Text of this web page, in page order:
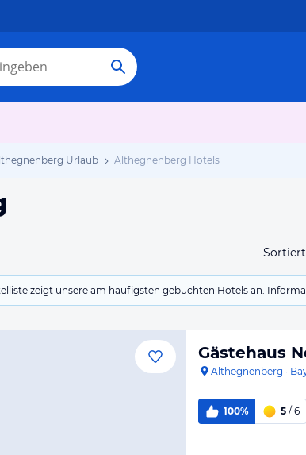
Urlaub Althegnenberg Hotels
zeigt unsere am häufigsten gebuchten Hotels an.
Gästehaus
Althegnenberg ·
100% 5 / 6